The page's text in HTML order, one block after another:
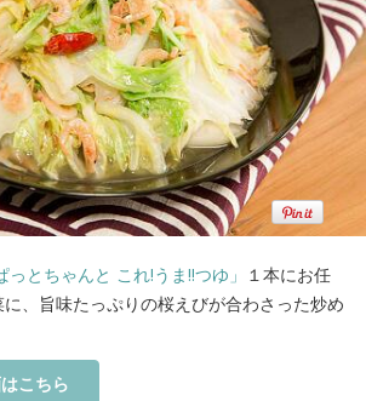
っとちゃんと これ!うま!!つゆ」 １本にお任
、旨味たっぷりの桜えびが合わさった炒め
こちら